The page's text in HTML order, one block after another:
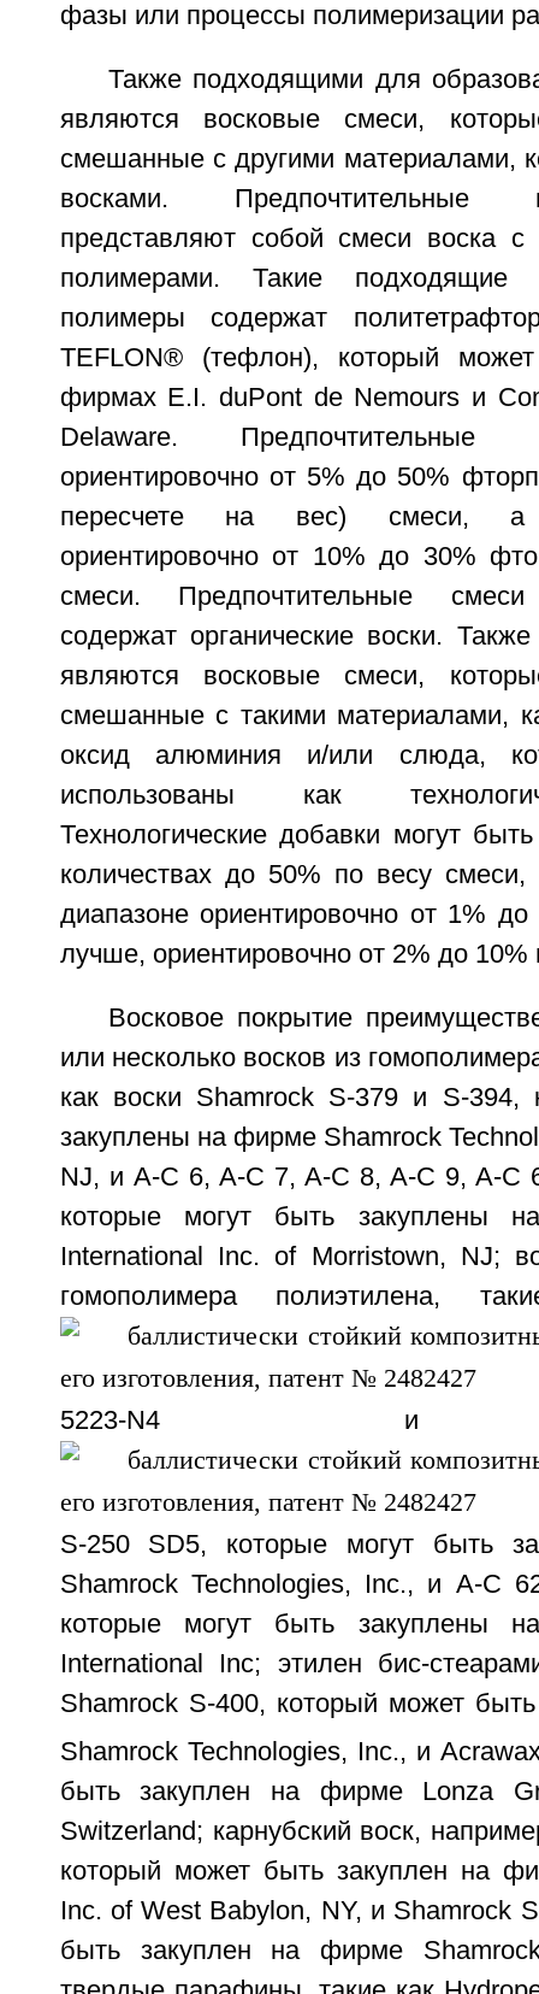
фазы или процессы полимеризации
Также подходящими для
являются восковые смеси,
смешанные с другими материалами,
восками. Предпочтительные
представляют собой смеси воска
полимерами. Такие подходящие
полимеры содержат
TEFLON® (тефлон), который
фирмах Е.I. duPont de Nemours и
Delaware. Предпочтительные
ориентировочно от 5% до 50%
пересчете на вес) смеси, а
ориентировочно от 10% до 30%
смеси. Предпочтительные смеси
содержат органические воски.
являются восковые смеси,
смешанные с такими материалами,
оксид алюминия и/или слюда,
использованы как
Технологические добавки могут
количествах до 50% по весу смеси,
диапазоне ориентировочно от 1%
лучше, ориентировочно от 2% до 10%
Восковое покрытие
или несколько восков из
как воски Shamrock S-379 и S-394,
закуплены на фирме Shamrock
NJ, и A-C 6, A-C 7, A-C 8, A-C 9, A-C
которые могут быть закуплены
International Inc. of Morristown, NJ;
гомополимера полиэтилена,
5223-N4 и
S-250 SD5, которые могут быть
Shamrock Technologies, Inc., и A-C
которые могут быть закуплены
International Inc; этилен бис-
Shamrock S-400, который может
Shamrock Technologies, Inc., и
быть закуплен на фирме Lonza
Switzerland; карнубский воск,
который может быть закуплен на
Inc. of West Babylon, NY, и Shamrock
быть закуплен на фирме